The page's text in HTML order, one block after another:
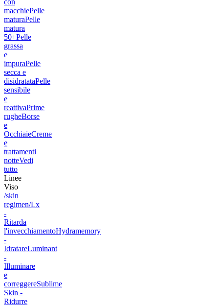
con
macchiePelle
maturaPelle
matura
50+Pelle
grassa
e
impuraPelle
secca e
disidratataPelle
sensibile
e
reattivaPrime
rugheBorse
e
OcchiaieCreme
e
trattamenti
notteVedi
tutto
Linee
Viso
/skin
regimen/Lx
-
Ritarda
l'invecchiamentoHydramemory
-
IdratareLuminant
-
Illuminare
e
correggereSublime
Skin -
Ridurre